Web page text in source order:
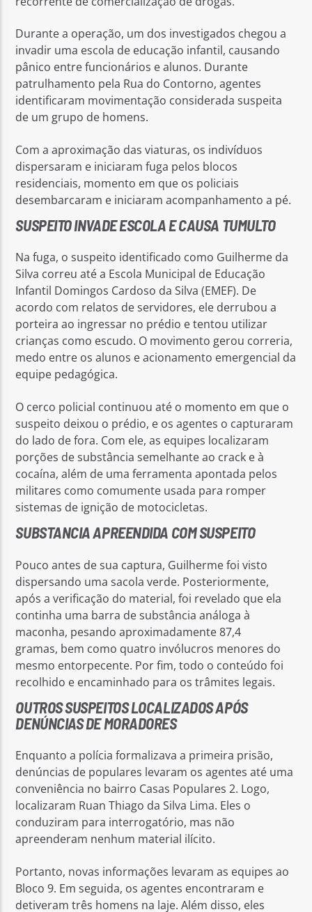
Durante a operação, um dos investigados chegou a
invadir uma escola de educação infantil, causando
pânico entre funcionários e alunos. Durante
patrulhamento pela Rua do Contorno, agentes
identificaram movimentação considerada suspeita
de um grupo de homens.
Com a aproximação das viaturas, os indivíduos
dispersaram e iniciaram fuga pelos blocos
residenciais, momento em que os policiais
desembarcaram e iniciaram acompanhamento a pé.
SUSPEITO INVADE ESCOLA E CAUSA TUMULTO
Na fuga, o suspeito identificado como Guilherme da
Silva correu até a Escola Municipal de Educação
Infantil Domingos Cardoso da Silva (EMEF). De
acordo com relatos de servidores, ele derrubou a
porteira ao ingressar no prédio e tentou utilizar
crianças como escudo. O movimento gerou correria,
medo entre os alunos e acionamento emergencial da
equipe pedagógica.
O cerco policial continuou até o momento em que o
suspeito deixou o prédio, e os agentes o capturaram
do lado de fora. Com ele, as equipes localizaram
porções de substância semelhante ao crack e à
cocaína, além de uma ferramenta apontada pelos
militares como comumente usada para romper
sistemas de ignição de motocicletas.
SUBSTANCIA APREENDIDA COM SUSPEITO
Pouco antes de sua captura, Guilherme foi visto
dispersando uma sacola verde. Posteriormente,
após a verificação do material, foi revelado que ela
continha uma barra de substância análoga à
maconha, pesando aproximadamente 87,4
gramas, bem como quatro invólucros menores do
mesmo entorpecente. Por fim, todo o conteúdo foi
recolhido e encaminhado para os trâmites legais.
OUTROS SUSPEITOS LOCALIZADOS APÓS
DENÚNCIAS DE MORADORES
Enquanto a polícia formalizava a primeira prisão,
denúncias de populares levaram os agentes até uma
conveniência no bairro Casas Populares 2. Logo,
localizaram Ruan Thiago da Silva Lima. Eles o
conduziram para interrogatório, mas não
apreenderam nenhum material ilícito.
Portanto, novas informações levaram as equipes ao
Bloco 9. Em seguida, os agentes encontraram e
detiveram três homens na laje. Além disso, eles